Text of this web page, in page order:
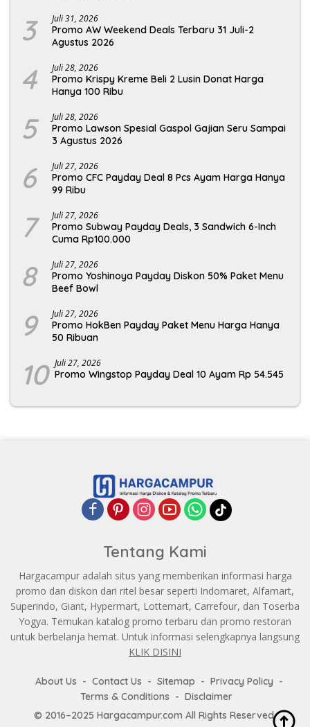
3 Juli 31, 2026
Promo AW Weekend Deals Terbaru 31 Juli-2
Agustus 2026
4 Juli 28, 2026
Promo Krispy Kreme Beli 2 Lusin Donat Harga
Hanya 100 Ribu
5 Juli 28, 2026
Promo Lawson Spesial Gaspol Gajian Seru Sampai
3 Agustus 2026
6 Juli 27, 2026
Promo CFC Payday Deal 8 Pcs Ayam Harga Hanya
99 Ribu
7 Juli 27, 2026
Promo Subway Payday Deals, 3 Sandwich 6-Inch
Cuma Rp100.000
8 Juli 27, 2026
Promo Yoshinoya Payday Diskon 50% Paket Menu
Beef Bowl
9 Juli 27, 2026
Promo HokBen Payday Paket Menu Harga Hanya
50 Ribuan
10 Juli 27, 2026
Promo Wingstop Payday Deal 10 Ayam Rp 54.545
Tentang Kami
Hargacampur adalah situs yang memberikan informasi harga
promo dan diskon dari ritel besar seperti Indomaret, Alfamart,
Superindo, Giant, Hypermart, Lottemart, Carrefour, dan Toserba
Yogya. Temukan katalog promo terbaru dan promo restoran
untuk berbelanja hemat. Untuk informasi selengkapnya langsung
KLIK DISINI
About Us Contact Us Sitemap
Privacy Policy
Terms & Conditions
Disclaimer
© 2016–2025 Hargacampur.com All Rights Reserved.